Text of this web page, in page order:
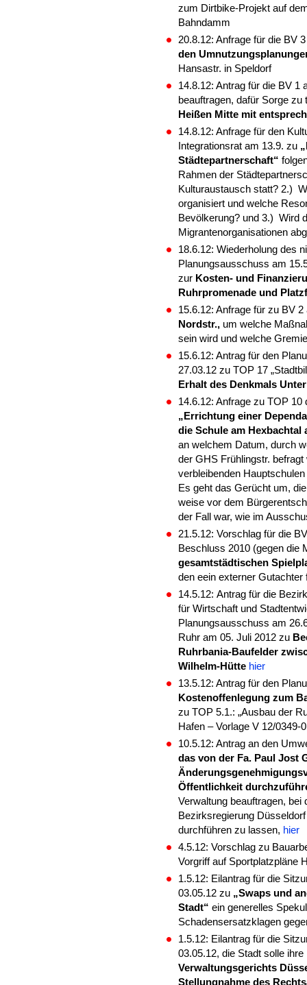
zum Dirtbike-Projekt auf
Bahndamm
20.8.12: Anfrage für die BV
den
Hansastr. in Speldorf
14.8.12: Antrag für die BV 1
beauftragen, dafür Sorge
Heißen Mitte mit
14.8.12: Anfrage für den
Integrationsrat am 13.9. zu
Städtepartnerschaft“
Rahmen der
Kulturaustausch statt? 2.)
organisiert und welche
Bevölkerung? und 3.) Wird
Migrantenorganisationen
18.6.12: Wiederholung des
Planungsausschuss am
zur Kosten- und
Ruhrpromenade und
15.6.12: Anfrage für zu BV
Nordstr., um welche
sein wird und welche
15.6.12: Antrag für den
27.03.12 zu TOP 17
Erhalt des Denkmals
14.6.12: Anfrage zu TOP
„Errichtung einer
die Schule am Hexbachtal
an welchem Datum, durch
der GHS Frühlingstr.
verbleibenden
Es geht das Gerücht um,
weise vor dem
der Fall war, wie im
21.5.12: Vorschlag für die
Beschluss 2010 (gegen die
gesamtstädtischen
den eein externer Gutachter
14.5.12: Antrag für die
für Wirtschaft und
Planungsausschuss am
Ruhr am 05. Juli 2012 zu
Ruhrbania-Baufelder
Wilhelm-Hütte hier
13.5.12: Antrag für den
Kostenoffenlegung zum
zu TOP 5.1.: „Ausbau der
Hafen – Vorlage V 12/0349-
10.5.12: Antrag an den
das von der Fa. Paul Jost
Öffentlichkeit
Verwaltung beauftragen,
Bezirksregierung
durchführen zu lassen, hier
4.5.12: Vorschlag zu
Vorgriff auf Sportplatzpläne
1.5.12: Eilantrag für die
03.05.12 zu „Swaps und
Stadt“ ein generelles
Schadensersatzklagen
1.5.12: Eilantrag für die
03.05.12, die Stadt solle ihre
Verwaltungsgerichts
Stellungnahme des